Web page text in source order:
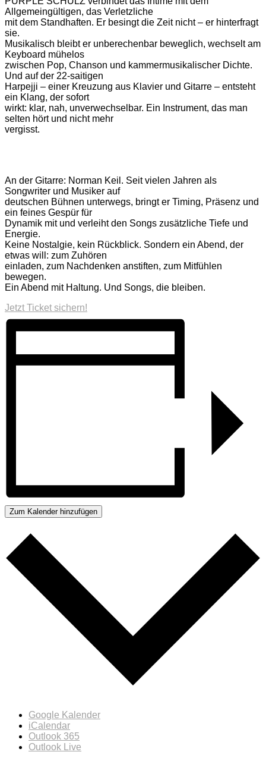
Allgemeingültigen, das Verletzliche
mit dem Standhaften. Er besingt die Zeit nicht – er hinterfragt
sie.
Musikalisch bleibt er unberechenbar beweglich, wechselt am
Keyboard mühelos
zwischen Pop, Chanson und kammermusikalischer Dichte.
Und auf der 22-saitigen
Harpejji – einer Kreuzung aus Klavier und Gitarre – entsteht
ein Klang, der sofort
wirkt: klar, nah, unverwechselbar. Ein Instrument, das man
selten hört und nicht mehr
vergisst.
An der Gitarre: Norman Keil. Seit vielen Jahren als
Songwriter und Musiker auf
deutschen Bühnen unterwegs, bringt er Timing, Präsenz und
ein feines Gespür für
Dynamik mit und verleiht den Songs zusätzliche Tiefe und
Energie.
Keine Nostalgie, kein Rückblick. Sondern ein Abend, der
etwas will: zum Zuhören
einladen, zum Nachdenken anstiften, zum Mitfühlen
bewegen.
Ein Abend mit Haltung. Und Songs, die bleiben.
Jetzt Ticket sichern!
Zum Kalender hinzufügen
Google Kalender
iCalendar
Outlook 365
Outlook Live